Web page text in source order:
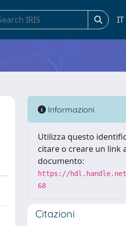
IT
Informazioni
Utilizza questo
citare o creare un link
documento:
https://
68
Citazioni